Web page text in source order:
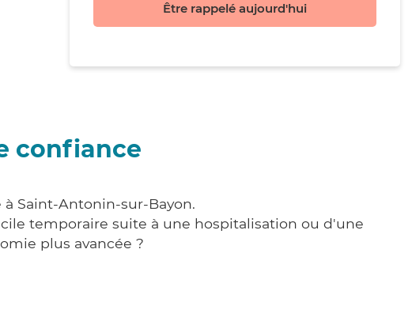
Être rappelé aujourd'hui
confiance
à Saint-Antonin-sur-Bayon.
temporaire suite à une hospitalisation ou d'une
plus avancée ?